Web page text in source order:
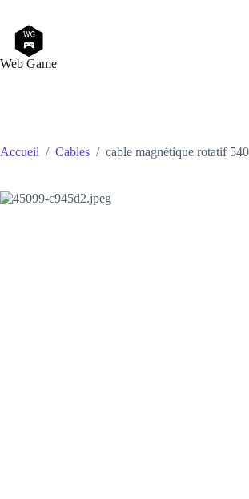
contenu
Web Game
Accueil / Cables / cable magnétique rotatif